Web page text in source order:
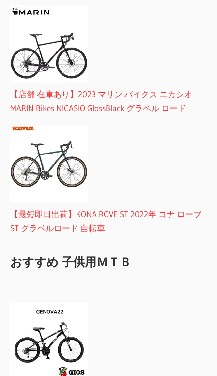
【店舗 在庫あり】2023 マリン バイクス ニカシオ
MARIN Bikes NICASIO GlossBlack グラベル ロード
【最短即日出荷】KONA ROVE ST 2022年 コナ ローブ
ST グラベルロード 自転車
おすすめ 子供用ＭＴＢ